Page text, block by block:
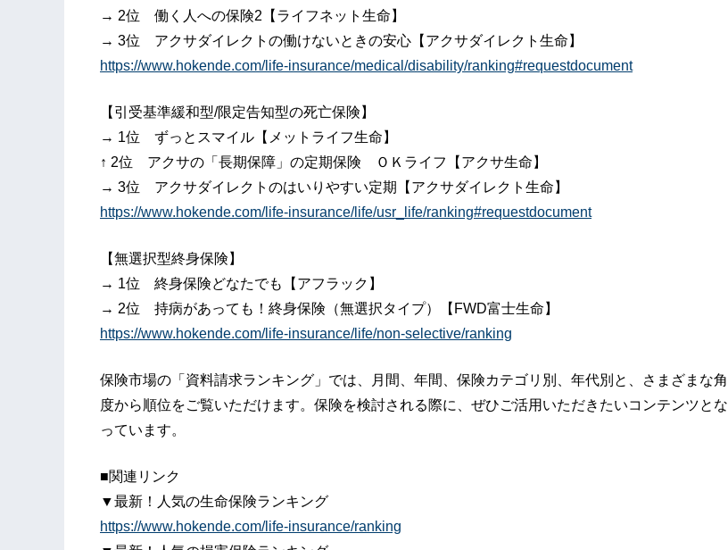
→ 2位 働く人への保険2【ライフネット生命】
→ 3位 アクサダイレクトの働けないときの安心【アクサダイレクト生命】
https://www.hokende.com/life-insurance/medical/disability/ranking#requestdocument
【引受基準緩和型/限定告知型の死亡保険】
→ 1位 ずっとスマイル【メットライフ生命】
↑ 2位 アクサの「長期保障」の定期保険 ＯＫライフ【アクサ生命】
→ 3位 アクサダイレクトのはいりやすい定期【アクサダイレクト生命】
https://www.hokende.com/life-insurance/life/usr_life/ranking#requestdocument
【無選択型終身保険】
→ 1位 終身保険どなたでも【アフラック】
→ 2位 持病があっても！終身保険（無選択タイプ）【FWD富士生命】
https://www.hokende.com/life-insurance/life/non-selective/ranking
保険市場の「資料請求ランキング」では、月間、年間、保険カテゴリ別、年代別と、さまざまな角
度から順位をご覧いただけます。保険を検討される際に、ぜひご活用いただきたいコンテンツとな
っています。
■関連リンク
▼最新！人気の生命保険ランキング
https://www.hokende.com/life-insurance/ranking